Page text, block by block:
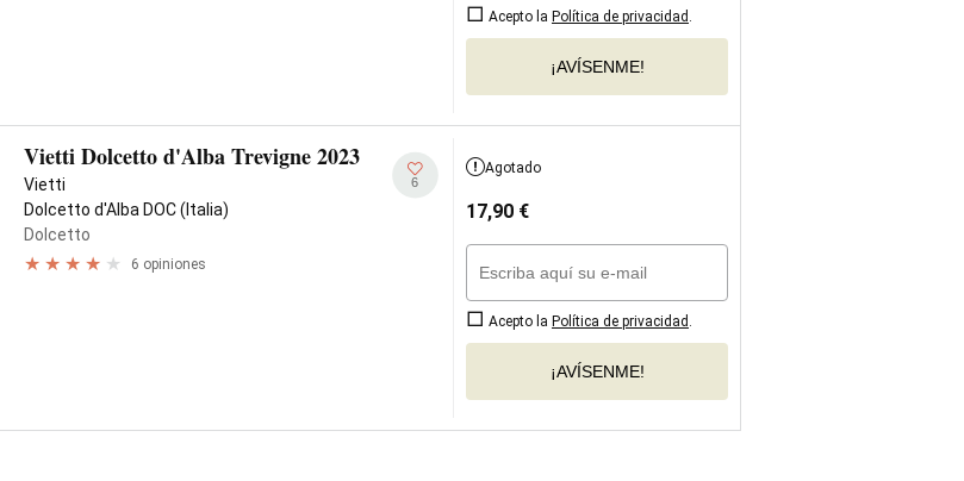
Acepto la Política de privacidad
¡AVÍSENME!
Vietti Dolcetto d'Alba Trevigne 2023
Vietti
Dolcetto d'Alba DOC (Italia)
Dolcetto
6 opiniones
6
Agotado
17,90 €
Acepto la Política de privacidad
¡AVÍSENME!